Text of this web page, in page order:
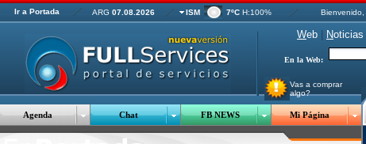
Ir a Portada ARG 07.08.2026 ISM 7ºC H:100% Bienvenido,
Web Noticias
En la Web:
Vas a comprar
algo?
Agenda Chat FB NEWS Mi Página